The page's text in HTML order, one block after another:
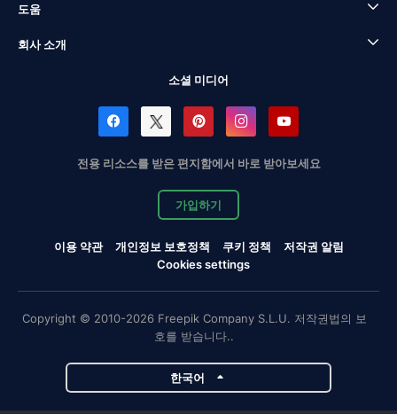
도움
회사 소개
소셜 미디어
전용 리소스를 받은 편지함에서 바로 받아보세요
가입하기
이용 약관 개인정보 보호정책 쿠키 정책
저작권 알림
Cookies settings
Copyright © 2010-2026 Freepik Company S.L.U. 저작권법의 보
호를 받습니다..
한국어